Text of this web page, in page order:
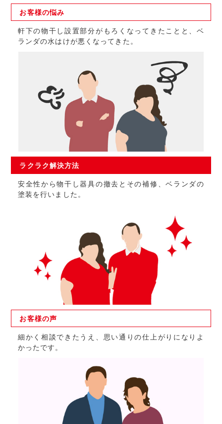
お客様の悩み
軒下の物干し設置部分がもろくなってきたことと、ベ
ランダの水はけが悪くなってきた。
ラクラク解決方法
安全性から物干し器具の撤去とその補修、ベランダの
塗装を行いました。
お客様の声
細かく相談できたうえ、思い通りの仕上がりになりよ
かったです。